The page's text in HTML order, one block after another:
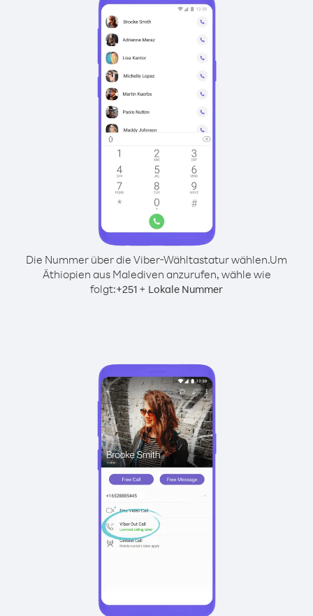
Die Nummer über die Viber-Wähltastatur wählen.Um
Äthiopien aus Malediven anzurufen, wähle wie
folgt:+251 + Lokale Nummer